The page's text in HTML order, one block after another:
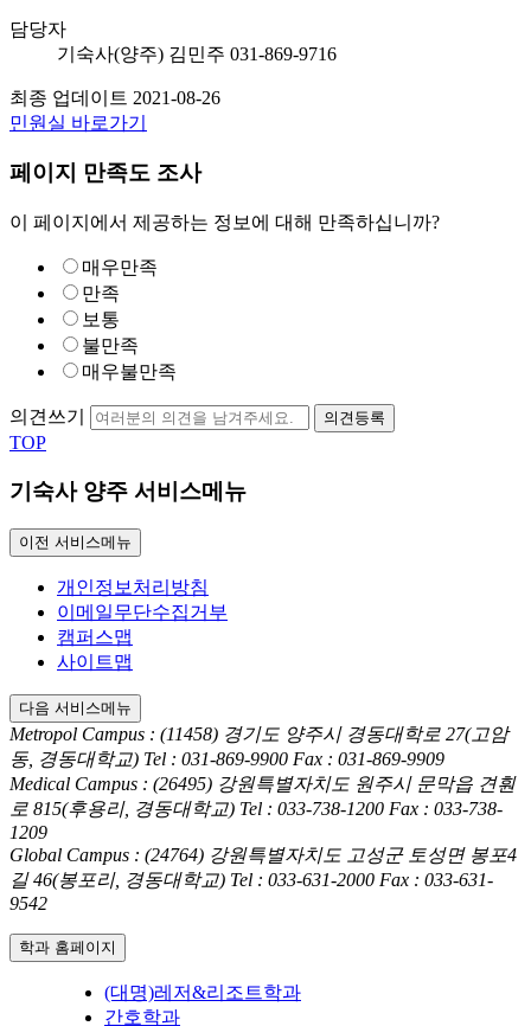
담당자
기숙사(양주) 김민주 031-869-9716
최종 업데이트 2021-08-26
민원실 바로가기
페이지 만족도 조사
이 페이지에서 제공하는 정보에 대해 만족하십니까?
매우만족
만족
보통
불만족
매우불만족
의견쓰기 의견등록
TOP
기숙사 양주 서비스메뉴
이전 서비스메뉴
개인정보처리방침
이메일무단수집거부
캠퍼스맵
사이트맵
다음 서비스메뉴
Metropol Campus : (11458) 경기도 양주시 경동대학로 27(고암
동, 경동대학교) Tel : 031-869-9900 Fax : 031-869-9909
Medical Campus : (26495) 강원특별자치도 원주시 문막읍 견훤
로 815(후용리, 경동대학교) Tel : 033-738-1200 Fax : 033-738-
1209
Global Campus : (24764) 강원특별자치도 고성군 토성면 봉포4
길 46(봉포리, 경동대학교) Tel : 033-631-2000 Fax : 033-631-
9542
학과 홈페이지
(대명)레저&리조트학과
간호학과